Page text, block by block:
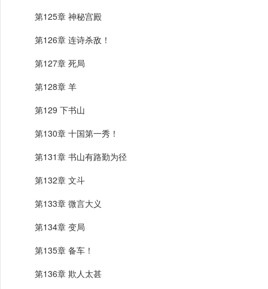
第125章 神秘宫殿
第126章 连诗杀敌！
第127章 死局
第128章 羊
第129 下书山
第130章 十国第一秀！
第131章 书山有路勤为径
第132章 文斗
第133章 微言大义
第134章 变局
第135章 备车！
第136章 欺人太甚